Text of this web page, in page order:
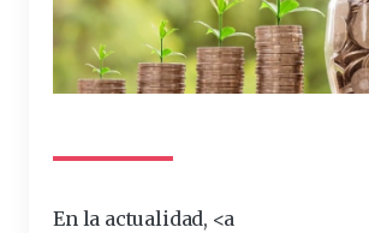
En la actualidad, <a